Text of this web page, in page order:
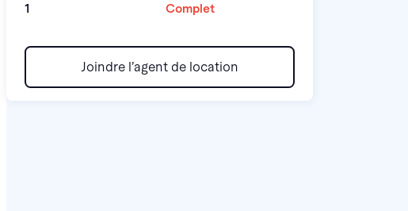
1 Complet
Joindre l’agent de location